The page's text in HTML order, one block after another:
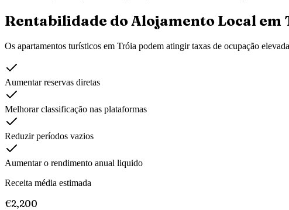
Rentabilidade do Alojamento Local em
Os apartamentos turísticos em Tróia podem atingir taxas de ocupação
Aumentar reservas diretas
Melhorar classificação nas plataformas
Reduzir períodos vazios
Aumentar o rendimento anual liquido
Receita média estimada
€2,200